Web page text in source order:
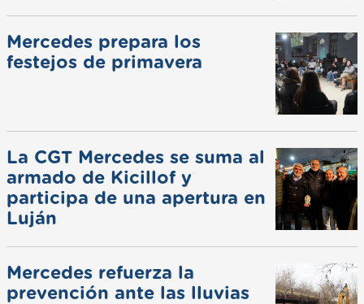
Mercedes prepara los
festejos de primavera
La CGT Mercedes se suma al
armado de Kicillof y
participa de una apertura en
Luján
Mercedes refuerza la
prevención ante las lluvias